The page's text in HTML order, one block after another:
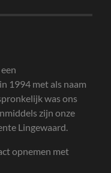
1994 met als naam
was ons
zijn onze
Lingewaard.
opnemen met